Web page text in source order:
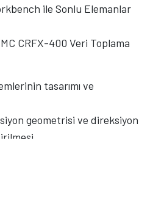
ile Sonlu Elemanlar
CRFX-400 Veri Toplama
tasarımı ve
geometrisi ve direksiyon